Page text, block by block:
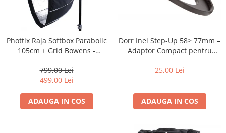
Phottix Raja Softbox Parabolic
105cm + Grid Bowens -
799,00 Lei
499,00 Lei
ADAUGA IN COS
Dorr Inel Step-Up 58> 77mm –
Adaptor Compact pentru
25,00 Lei
ADAUGA IN COS